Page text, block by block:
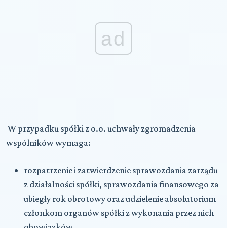
ad
W przypadku spółki z o.o. uchwały zgromadzenia
wspólników wymaga:
rozpatrzenie i zatwierdzenie sprawozdania zarządu
z działalności spółki, sprawozdania finansowego za
ubiegły rok obrotowy oraz udzielenie absolutorium
członkom organów spółki z wykonania przez nich